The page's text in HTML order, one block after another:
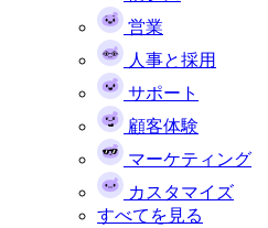
営業
人事と採用
サポート
顧客体験
マーケティング
カスタマイズ
すべてを見る